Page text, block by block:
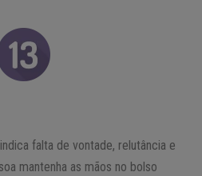
falta de vontade, relutância e
mantenha as mãos no bolso